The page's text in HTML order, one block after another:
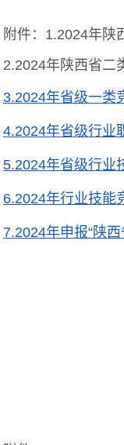
附件：1.2024年陕
2.2024年陕西省二
3.2024年省级一类
4.2024年省级行业
5.2024年省级行业
6.2024年行业技能
7.2024年申报“陕